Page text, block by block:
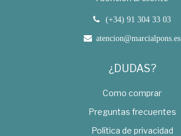
(+34) 91 304 33 03
atencion@marcialpons.es
¿DUDAS?
Como comprar
Preguntas frecuentes
Política de privacidad